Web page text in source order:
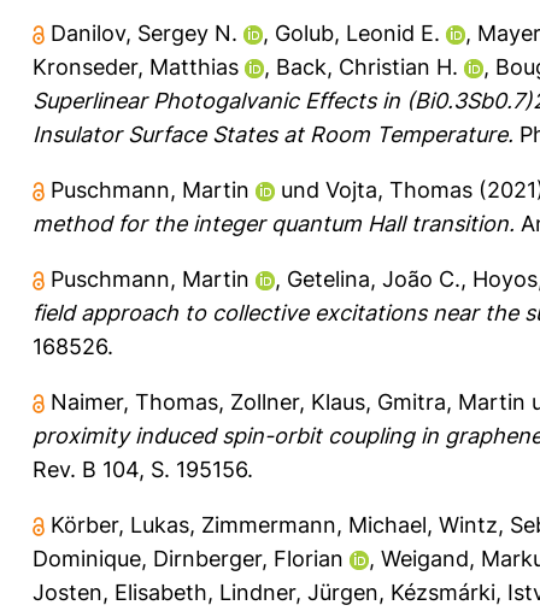
Danilov, Sergey N. , Golub, Leonid E. ,
Kronseder, Matthias
, Back, Christian H. ,
Superlinear Photogalvanic Effects in
Insulator Surface States at Room Temperature.
Puschmann, Martin und Vojta, Thomas
method for the integer quantum Hall transition.
Puschmann, Martin , Getelina, João C.,
field approach to collective excitations near the
168526.
Naimer, Thomas, Zollner, Klaus, Gmitra, Martin
proximity induced spin-orbit coupling in
Rev. B 104, S. 195156.
Körber, Lukas, Zimmermann, Michael, Wintz,
Dominique, Dirnberger, Florian , Weigand,
Josten, Elisabeth, Lindner, Jürgen, Kézsmárki,